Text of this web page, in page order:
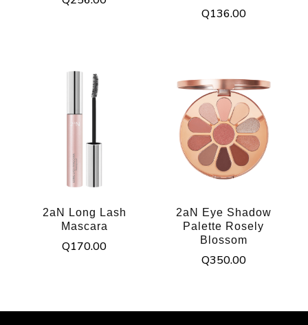
Q136.00
2aN Long Lash
Mascara
Q170.00
2aN Eye Shadow
Palette Rosely
Blossom
Q350.00